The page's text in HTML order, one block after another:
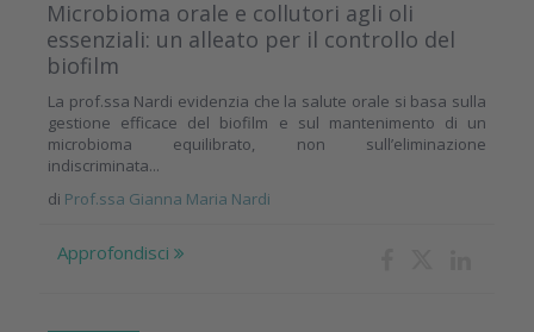
Microbioma orale e collutori agli oli
essenziali: un alleato per il controllo del
biofilm
La prof.ssa Nardi evidenzia che la salute orale si basa sulla
gestione efficace del biofilm e sul mantenimento di un
microbioma equilibrato, non sull’eliminazione
indiscriminata...
di Prof.ssa Gianna Maria Nardi
Approfondisci